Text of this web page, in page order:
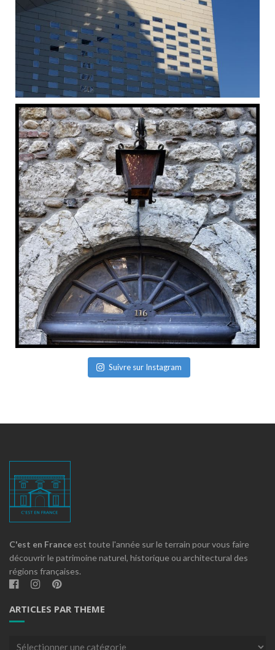
Suivre sur Instagram
C'est en France est toute l'année sur le terrain pour vous faire
découvrir le patrimoine naturel, historique ou architectural des
régions françaises.
ARTICLES PAR THEME
Articles